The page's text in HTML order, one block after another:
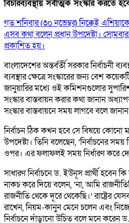
বিচারব্যবস্থায় সর্বাত্মক সংস্কার করতে
গত শনিবার (৩০ নভেম্বর) নিক্কেই
এসব কথা বলেন প্রধান উপদেষ্টা। সোমবার
প্রকাশিত হয়।
বাংলাদেশের অন্তর্বর্তী সরকার নির্বাচনী
ব্যবস্থার ক্ষেত্রে সংস্কারের জন্য বেশ
জানুয়ারির মধ্যে ওই কমিশনগুলোর
সংস্কার বাস্তবায়ন করার কথা জানান
সংস্কার বাস্তবায়নে সময় লাগবে বলে
নির্বাচন ঠিক কখন হবে সে বিষয়ে কোনো
উপদেষ্টা। তিনি বলেছেন, ‘নির্বাচনের সময়
ওপর। এর ফলাফলই সময় নির্ধারণ করে
সাধারণ নির্বাচনে ড. ইউনূস প্রার্থী হবেন
নাকচ করে দিয়ে বলেন, ‘না, আমি
রাজনীতি থেকে দূরে থেকেছি।’ রাষ্ট্রের
রাখেন, নিয়ম-কানুন মেনে চলেন এবং
নির্বাচনে দাঁড়ানো উচিত বলে মনে করেন